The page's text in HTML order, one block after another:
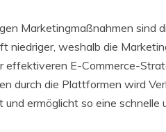
Marketingmaßnahmen sind
niedriger, weshalb die
effektiveren E-Commerce-
durch die Plattformen wird
ermöglicht so eine schnelle